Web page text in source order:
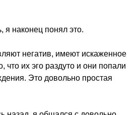
я наконец понял это.
негатив, имеют искаженное
что их эго раздуто и они попали
Это довольно простая